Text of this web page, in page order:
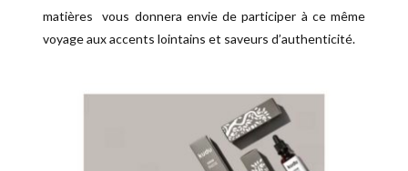
matières vous donnera envie de participer à ce même
voyage aux accents lointains et saveurs d’authenticité.